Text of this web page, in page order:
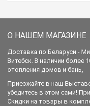
О НАШЕМ МАГАЗИНЕ
Доставка по Беларуси -
Витебск. В наличии более
отопления домов и бань,
Приезжайте в наш
убедитесь в этом сами!
Скидки на товары в